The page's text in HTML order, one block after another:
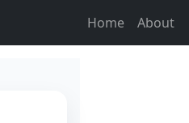
Home About